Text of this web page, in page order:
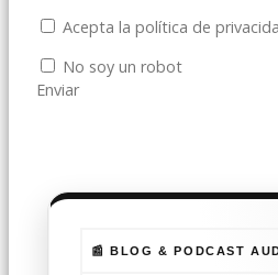
Acepta la política de
No soy un robot
Enviar
📰 BLOG & PODCAST